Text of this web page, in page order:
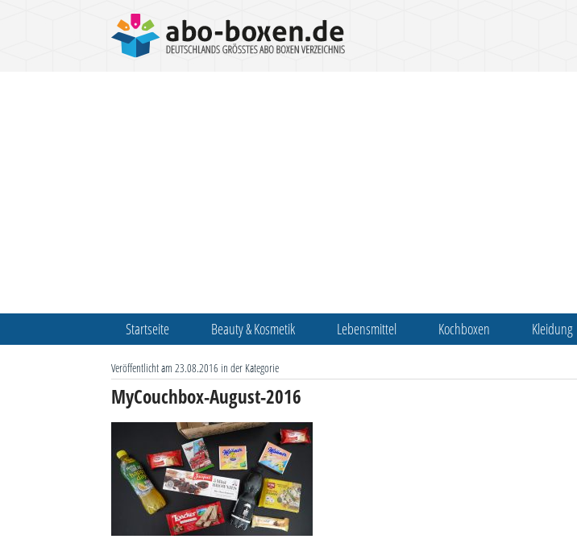
Startseite Beauty & Kosmetik Lebensmittel Kochboxen Kleidung
Veröffentlicht am 23.08.2016 in der Kategorie
MyCouchbox-August-2016